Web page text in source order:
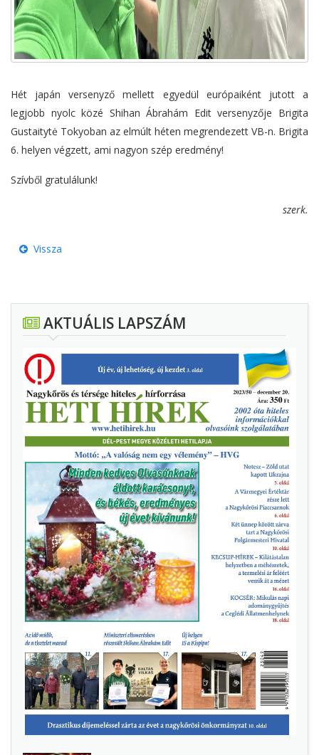
Hét japán versenyző mellett egyedül európaiként jutott a
legjobb nyolc közé Shihan Ábrahám Edit versenyzője Brigita
Gustaitytė Tokyoban az elmúlt héten megrendezett VB-n. Brigita
6. helyen végzett, ami nagyon szép eredmény!
Szívből gratulálunk!
szerk.
Vissza
AKTUÁLIS LAPSZÁM